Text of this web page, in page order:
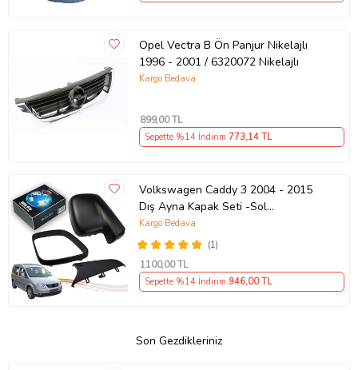
Opel Vectra B Ön Panjur Nikelajlı
1996 - 2001 / 6320072 Nikelajlı
Kargo Bedava
899,00 TL
Sepette %14 İndirim 773,14 TL
Volkswagen Caddy 3 2004 - 2015
Dış Ayna Kapak Seti -Sol
7E18575289 B9
(1)
Kargo Bedava
1100,00 TL
Sepette %14 İndirim 946,00 TL
Son Gezdikleriniz